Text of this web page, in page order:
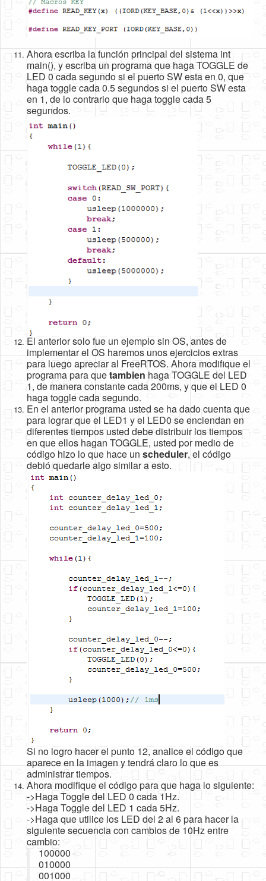
Ahora escriba la función principal del sistema int
main(), y escriba un programa que haga TOGGLE de
LED 0 cada segundo si el puerto SW esta en 0, que
haga toggle cada 0.5 segundos si el puerto SW esta
en 1, de lo contrario que haga toggle cada 5
segundos.
El anterior solo fue un ejemplo sin OS, antes de
implementar el OS haremos unos ejercicios extras
para luego apreciar al FreeRTOS. Ahora modifique el
programa para quetambien haga TOGGLE del LED
1, de manera constante cada 200ms, y que el LED 0
haga toggle cada segundo.
En el anterior programa usted se ha dado cuenta que
para lograr que el LED1 y el LED0 se enciendan en
diferentes tiempos usted debe distribuir los tiempos
en que ellos hagan TOGGLE, usted por medio de
código hizo lo que hace un scheduler, el código
debió quedarle algo similar a esto.
Si no logro hacer el punto 12, analice el código que
aparece en la imagen y tendrá claro lo que es
administrar tiempos.
Ahora modifique el código para que haga lo siguiente:
->Haga Toggle del LED 0 cada 1Hz.
->Haga Toggle del LED 1 cada 5Hz.
->Haga que utilice los LED del 2 al 6 para hacer la
siguiente secuencia con cambios de 10Hz entre
cambio:
100000
010000
001000